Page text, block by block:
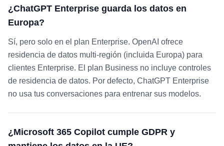
¿ChatGPT Enterprise guarda los datos en
Europa?
Sí, pero solo en el plan Enterprise. OpenAI ofrece
residencia de datos multi-región (incluida Europa) para
clientes Enterprise. El plan Business no incluye controles
de residencia de datos. Por defecto, ChatGPT Enterprise
no usa tus conversaciones para entrenar sus modelos.
¿Microsoft 365 Copilot cumple GDPR y